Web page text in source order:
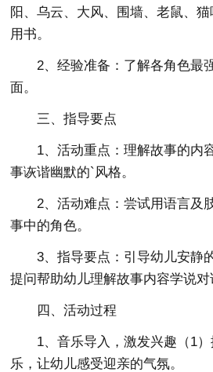
阳、乌云、大风、围墙、老鼠、
用书。
2、经验准备：了解各角色最
面。
三、指导要点
1、活动重点：理解故事的内
事诙谐幽默的`风格。
2、活动难点：尝试用语言及
事中的角色。
3、指导要点：引导幼儿安静
提问帮助幼儿理解故事内容学说对
四、活动过程
1、音乐导入，激发兴趣（1
乐，让幼儿感受迎亲的气氛。